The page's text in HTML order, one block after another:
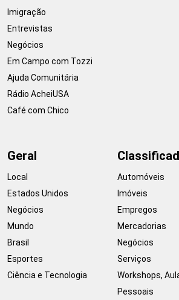
Imigração
Entrevistas
Negócios
Em Campo com Tozzi
Ajuda Comunitária
Rádio AcheiUSA
Café com Chico
Geral
Local
Estados Unidos
Negócios
Mundo
Brasil
Esportes
Ciência e Tecnologia
Automóveis
Imóveis
Empregos
Mercadorias
Negócios
Serviços
Workshops,
Pessoais